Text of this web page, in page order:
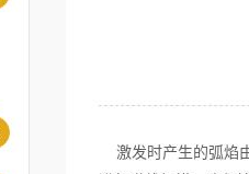
激发时产生的弧焰